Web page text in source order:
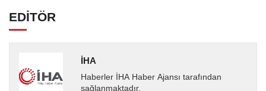
EDİTÖR
İHA
Haberler İHA Haber Ajansı tarafından
sağlanmaktadır.